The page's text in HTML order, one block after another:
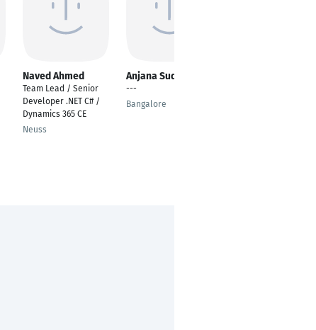
Naved Ahmed
Team Lead / Senior
Developer .NET C# /
Dynamics 365 CE
Neuss
Anjana Sudev
---
Bangalore